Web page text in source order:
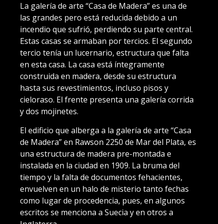
La galería de arte “Casa de Madera” es una de
las grandes pero está reducida debido a un
incendio que sufrió, perdiendo su parte central.
Estas casas se armaban por tercios. El segundo
tercio tenía un lucernario, estructura que falta
en esta casa. La casa está íntegramente
construida en madera, desde su estructura
hasta sus revestimientos, incluso pisos y
cieloraso. El frente presenta una galería corrida
y dos mojinetes.
El edificio que alberga a la galería de arte “Casa
de Madera” en Rawson 2250 de Mar del Plata, es
una estructura de madera pre-montada e
instalada en la ciudad en 1909. La bruma del
tiempo y la falta de documentos fehacientes,
envuelven en un halo de misterio tanto fechas
como lugar de procedencia, pues, en algunos
escritos se menciona a Suecia y en otros a